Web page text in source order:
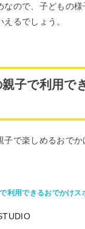
なので、子どもの
るでしょう。
子で利用で
子で楽しめるおでか
利用できるおでかけス